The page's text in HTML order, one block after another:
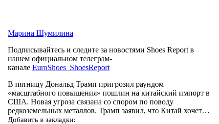
Марина Шумилина
Подписывайтесь и следите за новостями Shoes Report в
нашем официальном телеграм-
канале EuroShoes_ShoesReport
В пятницу Дональд Трамп пригрозил раундом
«масштабного повышения» пошлин на китайский импорт в
США. Новая угроза связана со спором по поводу
редкоземельных металлов. Трамп заявил, что Китай хочет…
Добавить в закладки: